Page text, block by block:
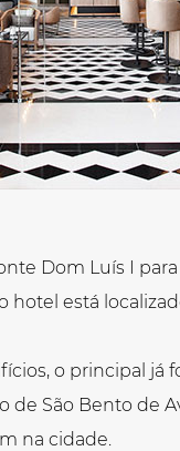
Dom Luís I
está
o principal já
São Bento de
na cidade.